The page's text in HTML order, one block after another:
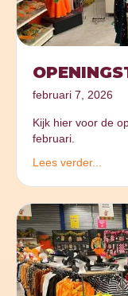
februari 7, 2026
Kijk hier voor de
februari.
Lees verder...